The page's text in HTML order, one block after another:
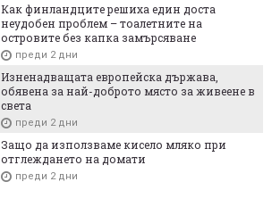
Как финландците решиха един доста
неудобен проблем – тоалетните на
островите без капка замърсяване
преди 2 дни
Изненадващата европейска държава,
обявена за най-доброто място за живеене в
света
преди 2 дни
Защо да използваме кисело мляко при
отглеждането на домати
преди 2 дни